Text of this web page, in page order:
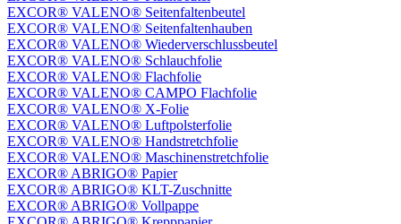
EXCOR® VALENO® Seitenfaltenbeutel
EXCOR® VALENO® Seitenfaltenhauben
EXCOR® VALENO® Wiederverschlussbeutel
EXCOR® VALENO® Schlauchfolie
EXCOR® VALENO® Flachfolie
EXCOR® VALENO® CAMPO Flachfolie
EXCOR® VALENO® X-Folie
EXCOR® VALENO® Luftpolsterfolie
EXCOR® VALENO® Handstretchfolie
EXCOR® VALENO® Maschinenstretchfolie
EXCOR® ABRIGO® Papier
EXCOR® ABRIGO® KLT-Zuschnitte
EXCOR® ABRIGO® Vollpappe